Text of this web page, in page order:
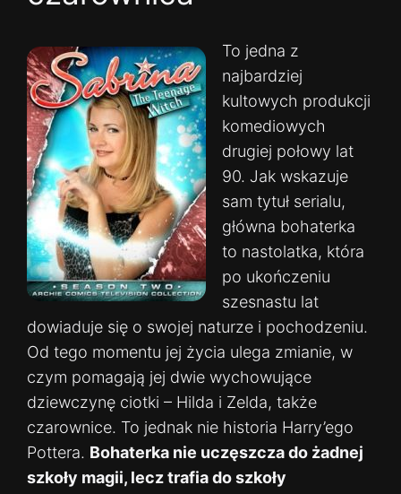
To jedna z
najbardziej
kultowych produkcji
komediowych
drugiej połowy lat
90. Jak wskazuje
sam tytuł serialu,
główna bohaterka
to nastolatka, która
po ukończeniu
szesnastu lat
dowiaduje się o swojej naturze i pochodzeniu.
Od tego momentu jej życia ulega zmianie, w
czym pomagają jej dwie wychowujące
dziewczynę ciotki – Hilda i Zelda, także
czarownice. To jednak nie historia Harry’ego
Pottera. Bohaterka nie uczęszcza do żadnej
szkoły magii, lecz trafia do szkoły